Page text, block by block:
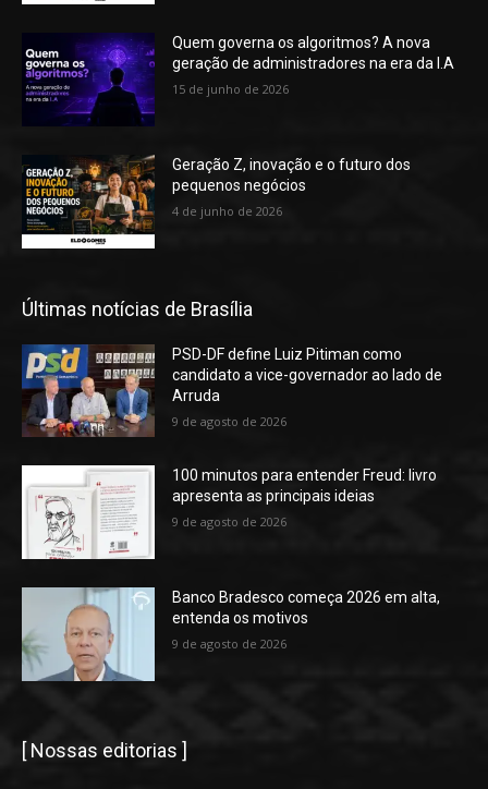
Quem governa os algoritmos? A nova
geração de administradores na era da I.A
15 de junho de 2026
Geração Z, inovação e o futuro dos
pequenos negócios
4 de junho de 2026
Últimas notícias de Brasília
PSD-DF define Luiz Pitiman como
candidato a vice-governador ao lado de
Arruda
9 de agosto de 2026
100 minutos para entender Freud: livro
apresenta as principais ideias
9 de agosto de 2026
Banco Bradesco começa 2026 em alta,
entenda os motivos
9 de agosto de 2026
[ Nossas editorias ]